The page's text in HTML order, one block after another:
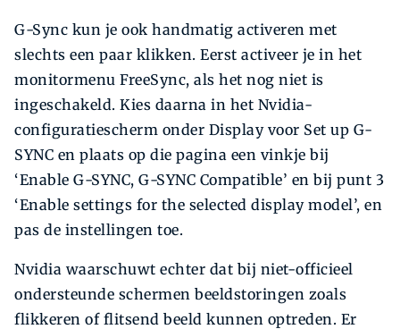
G-Sync kun je ook handmatig activeren met
slechts een paar klikken. Eerst activeer je in het
monitor­menu FreeSync, als het nog niet is
ingeschakeld. Kies daarna in het Nvidia-
configuratiescherm onder Display voor Set up G-
SYNC en plaats op die pagina een vinkje bij
­‘Enable G-SYNC, G-SYNC Compatible’ en bij punt 3
‘Enable settings for the selected display model’, en
pas de instellingen toe.
Nvidia waarschuwt echter dat bij niet-officieel
ondersteunde schermen beeldstoringen zoals
flikkeren of flitsend beeld kunnen optreden. Er